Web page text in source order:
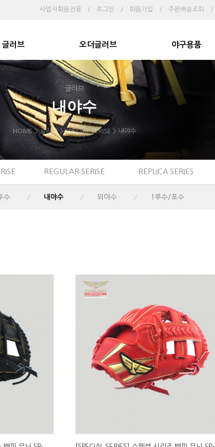
사업자회원전용 / 로그인 / 회원가입 / 주문배송조회 /
글러브 오더글러브 야구용품
글러브
내야수
HOME > 글러브 > SPECIAL SERISE > 내야수
REGULAR SERISE REPLICA SERIES
수 내야수 외야수 1루수/포수